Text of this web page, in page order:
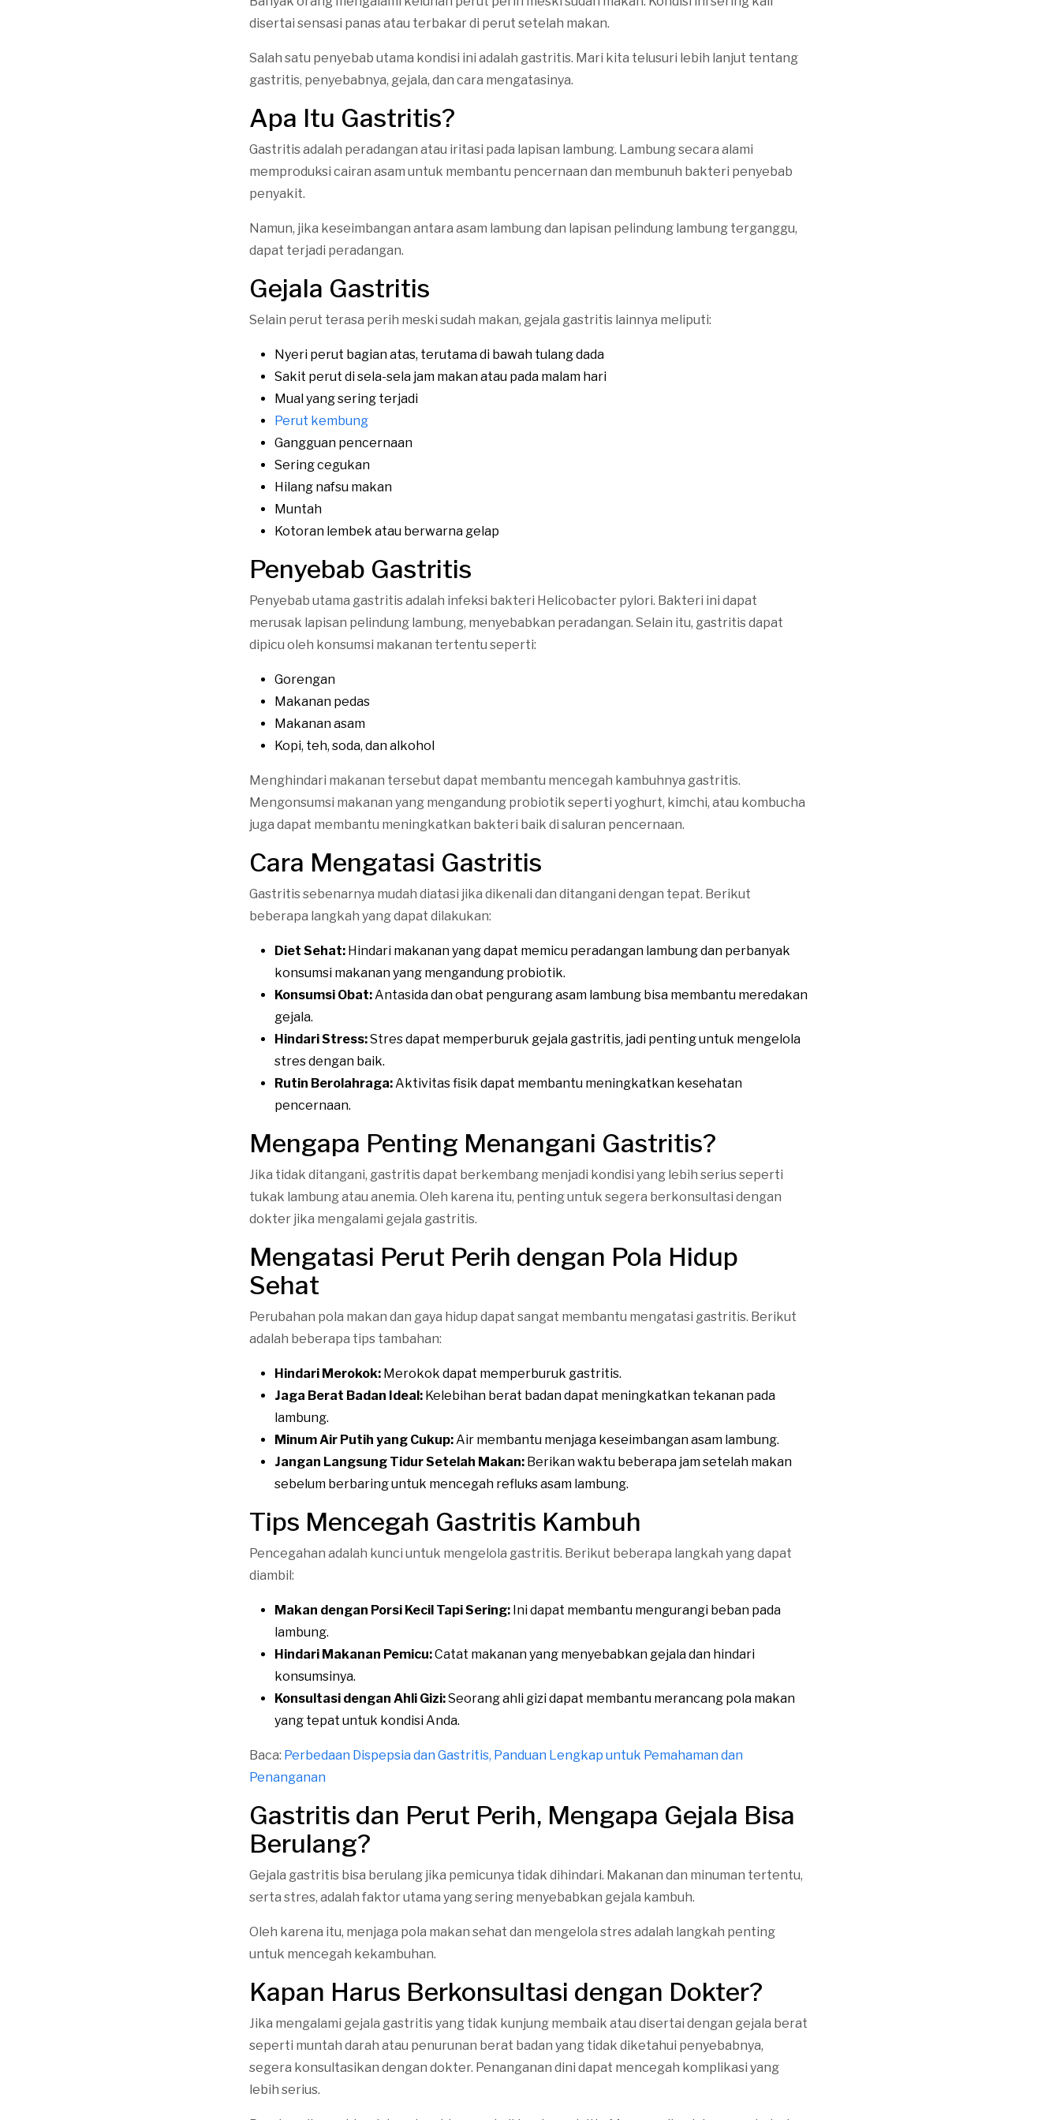
disertai sensasi panas atau terbakar di perut setelah makan.
Salah satu penyebab utama kondisi ini adalah gastritis. Mari kita telusuri lebih lanjut tentang
gastritis, penyebabnya, gejala, dan cara mengatasinya.
Apa Itu Gastritis?
Gastritis adalah peradangan atau iritasi pada lapisan lambung. Lambung secara alami
memproduksi cairan asam untuk membantu pencernaan dan membunuh bakteri penyebab
penyakit.
Namun, jika keseimbangan antara asam lambung dan lapisan pelindung lambung terganggu,
dapat terjadi peradangan.
Gejala Gastritis
Selain perut terasa perih meski sudah makan, gejala gastritis lainnya meliputi:
Nyeri perut bagian atas, terutama di bawah tulang dada
Sakit perut di sela-sela jam makan atau pada malam hari
Mual yang sering terjadi
Perut kembung
Gangguan pencernaan
Sering cegukan
Hilang nafsu makan
Muntah
Kotoran lembek atau berwarna gelap
Penyebab Gastritis
Penyebab utama gastritis adalah infeksi bakteri Helicobacter pylori. Bakteri ini dapat
merusak lapisan pelindung lambung, menyebabkan peradangan. Selain itu, gastritis dapat
dipicu oleh konsumsi makanan tertentu seperti:
Gorengan
Makanan pedas
Makanan asam
Kopi, teh, soda, dan alkohol
Menghindari makanan tersebut dapat membantu mencegah kambuhnya gastritis.
Mengonsumsi makanan yang mengandung probiotik seperti yoghurt, kimchi, atau kombucha
juga dapat membantu meningkatkan bakteri baik di saluran pencernaan.
Cara Mengatasi Gastritis
Gastritis sebenarnya mudah diatasi jika dikenali dan ditangani dengan tepat. Berikut
beberapa langkah yang dapat dilakukan:
Diet Sehat: Hindari makanan yang dapat memicu peradangan lambung dan perbanyak
konsumsi makanan yang mengandung probiotik.
Konsumsi Obat:Antasida dan obat pengurang asam lambung bisa membantu meredakan
gejala.
Hindari Stress:Stres dapat memperburuk gejala gastritis, jadi penting untuk mengelola
stres dengan baik.
Rutin Berolahraga:Aktivitas fisik dapat membantu meningkatkan kesehatan
pencernaan.
Mengapa Penting Menangani Gastritis?
Jika tidak ditangani, gastritis dapat berkembang menjadi kondisi yang lebih serius seperti
tukak lambung atau anemia. Oleh karena itu, penting untuk segera berkonsultasi dengan
dokter jika mengalami gejala gastritis.
Mengatasi Perut Perih dengan Pola Hidup
Sehat
Perubahan pola makan dan gaya hidup dapat sangat membantu mengatasi gastritis. Berikut
adalah beberapa tips tambahan:
Hindari Merokok: Merokok dapat memperburuk gastritis.
Jaga Berat Badan Ideal: Kelebihan berat badan dapat meningkatkan tekanan pada
lambung.
Minum Air Putih yang Cukup:Air membantu menjaga keseimbangan asam lambung.
Jangan Langsung Tidur Setelah Makan: Berikan waktu beberapa jam setelah makan
sebelum berbaring untuk mencegah refluks asam lambung.
Tips Mencegah Gastritis Kambuh
Pencegahan adalah kunci untuk mengelola gastritis. Berikut beberapa langkah yang dapat
diambil:
Makan dengan Porsi Kecil Tapi Sering: Ini dapat membantu mengurangi beban pada
lambung.
Hindari Makanan Pemicu:Catat makanan yang menyebabkan gejala dan hindari
konsumsinya.
Konsultasi dengan Ahli Gizi:Seorang ahli gizi dapat membantu merancang pola makan
yang tepat untuk kondisi Anda.
Baca: Perbedaan Dispepsia dan Gastritis, Panduan Lengkap untuk Pemahaman dan
Penanganan
Gastritis dan Perut Perih, Mengapa Gejala Bisa
Berulang?
Gejala gastritis bisa berulang jika pemicunya tidak dihindari. Makanan dan minuman tertentu,
serta stres, adalah faktor utama yang sering menyebabkan gejala kambuh.
Oleh karena itu, menjaga pola makan sehat dan mengelola stres adalah langkah penting
untuk mencegah kekambuhan.
Kapan Harus Berkonsultasi dengan Dokter?
Jika mengalami gejala gastritis yang tidak kunjung membaik atau disertai dengan gejala berat
seperti muntah darah atau penurunan berat badan yang tidak diketahui penyebabnya,
segera konsultasikan dengan dokter. Penanganan dini dapat mencegah komplikasi yang
lebih serius.